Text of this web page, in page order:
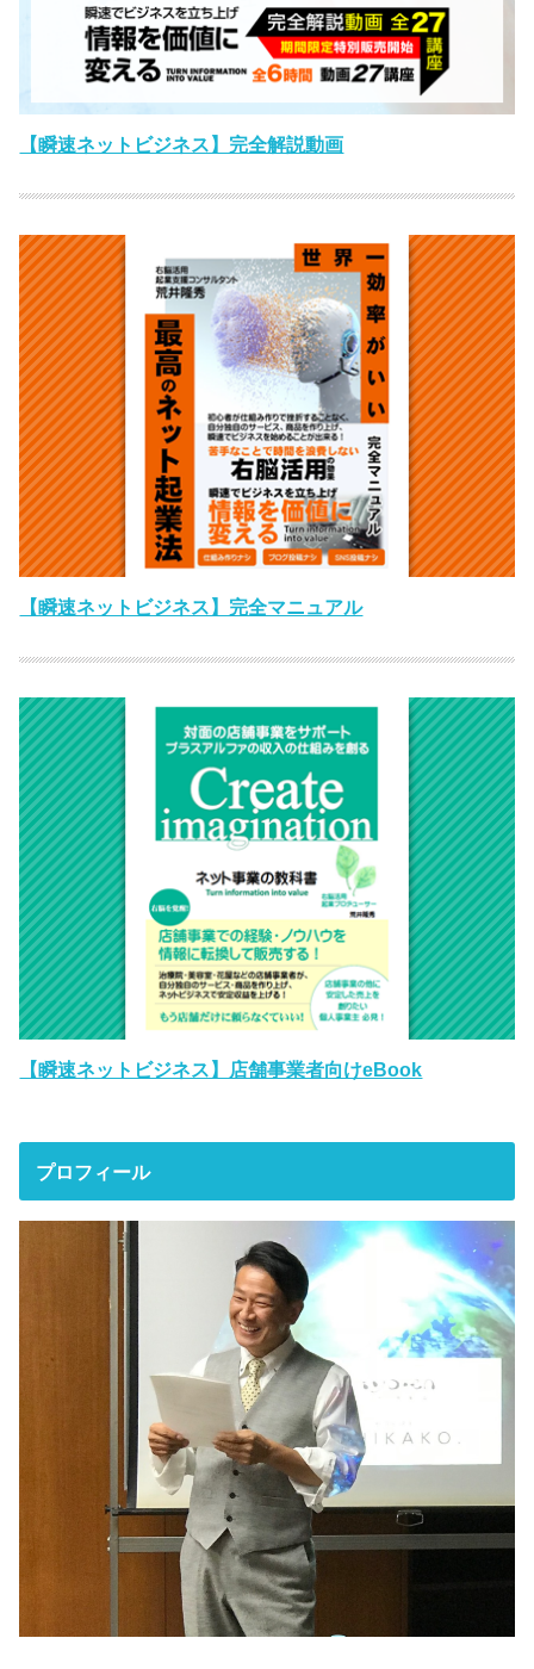
【瞬速ネットビジネス】完全解説動画
【瞬速ネットビジネス】完全マニュアル
【瞬速ネットビジネス】店舗事業者向けeBook
プロフィール